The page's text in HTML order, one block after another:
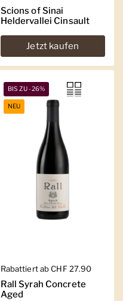
Scions of Sinai
Heldervallei Cinsault
Jetzt kaufen
Regulärer Preis
Rabattiert ab CHF 27.90
Rall Syrah Concrete
Aged
BIS ZU -26%
NEU